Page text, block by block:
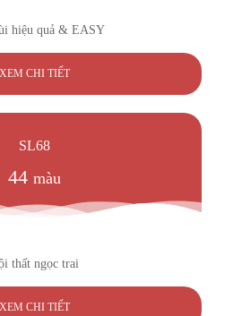
hiệu quả & EASY
XEM CHI TIẾT
SL68
44 màu
thất ngọc trai
XEM CHI TIẾT